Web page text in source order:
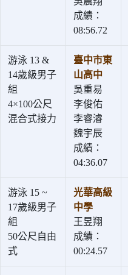
成績：
08:56.72
游泳 13 &
14歲級男子
組
4×100公尺
混合式接力
臺中市東
山高中
吳重易
李俊佑
李睿濬
魏宇辰
成績：
04:36.07
游泳 15 ~
17歲級男子
組
50公尺自由
式
光華高級
中學
王昱翔
成績：
00:24.57